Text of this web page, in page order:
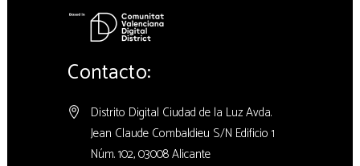
Contacto:
Distrito Digital Ciudad de la Luz Avda.
Jean Claude Combaldieu S/N Edificio 1
Núm. 102, 03008 Alicante